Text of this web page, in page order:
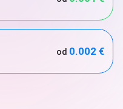
od 0.002 €